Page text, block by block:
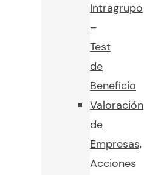
Intragrupo
–
Test
de
Beneficio
Valoración
de
Empresas,
Acciones